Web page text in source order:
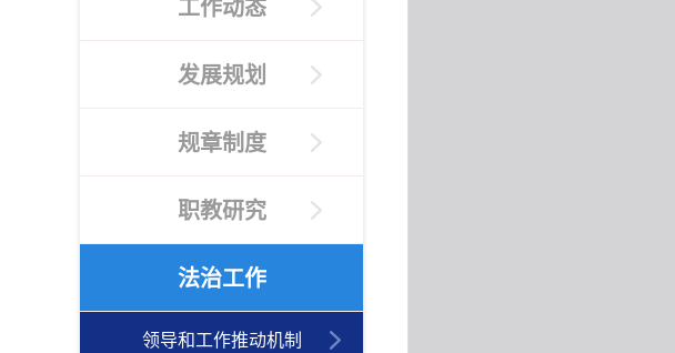
发展规划
规章制度
职教研究
法治工作
领导和工作推动机制